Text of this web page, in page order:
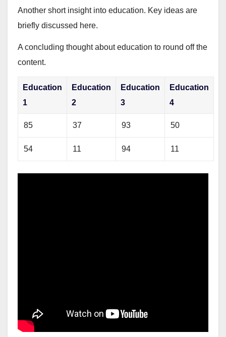
Another short insight into education. Key ideas are
briefly discussed here.
A concluding thought about education to round off the
content.
Education
1
Education
2
Education
3
Education
4
85 37 93 50
54 11 94 11